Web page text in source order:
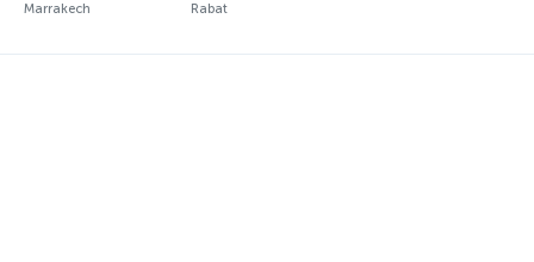
Marrakech Rabat